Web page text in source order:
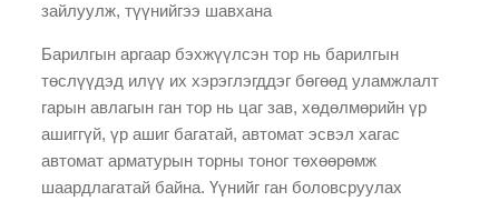
зайлуулж, түүнийгээ шавхана
Барилгын аргаар бэхжүүлсэн тор нь барилгын
төслүүдэд илүү их хэрэглэгддэг бөгөөд уламжлалт
гарын авлагын ган тор нь цаг зав, хөдөлмөрийн үр
ашиггүй, үр ашиг багатай, автомат эсвэл хагас
автомат арматурын торны тоног төхөөрөмж
шаардлагатай байна. Үүнийг ган боловсруулах